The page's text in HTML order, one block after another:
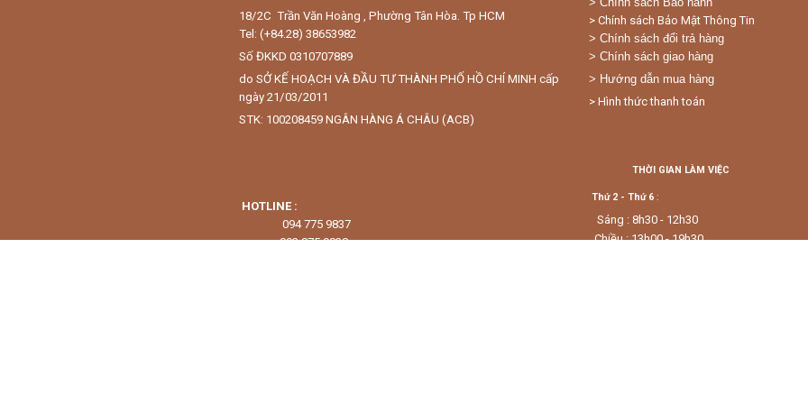
18/2C Trần Văn Hoàng , Phường Tân Hòa. Tp HCM
Tel: (+84.28) 38653982
Số ĐKKD 0310707889
do SỞ KẾ HOẠCH VÀ ĐẦU TƯ THÀNH PHỐ HỒ CHÍ MINH cấp
ngày 21/03/2011
STK: 100208459 NGÂN HÀNG Á CHÂU (ACB)
> Chính sách Bảo Mật Thông Tin
> Chính sách đổi trả hàng
> Chính sách giao hàng
> Hướng dẫn mua hàng
> Hình thức thanh toán
HOTLINE :
094 775 9837
093 875 9838
THỜI GIAN LÀM VIỆC
Thứ 2 - Thứ 6:
Sáng : 8h30 - 12h30
Chiều : 13h00 - 19h30